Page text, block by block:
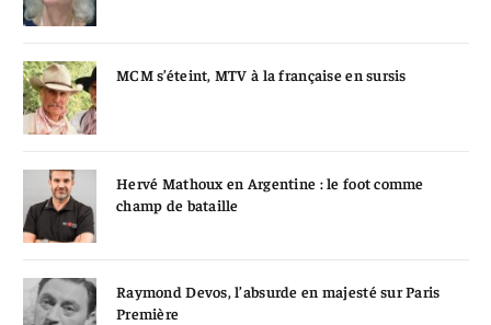
MCM s’éteint, MTV à la française en sursis
Hervé Mathoux en Argentine : le foot comme
champ de bataille
Raymond Devos, l’absurde en majesté sur Paris
Première